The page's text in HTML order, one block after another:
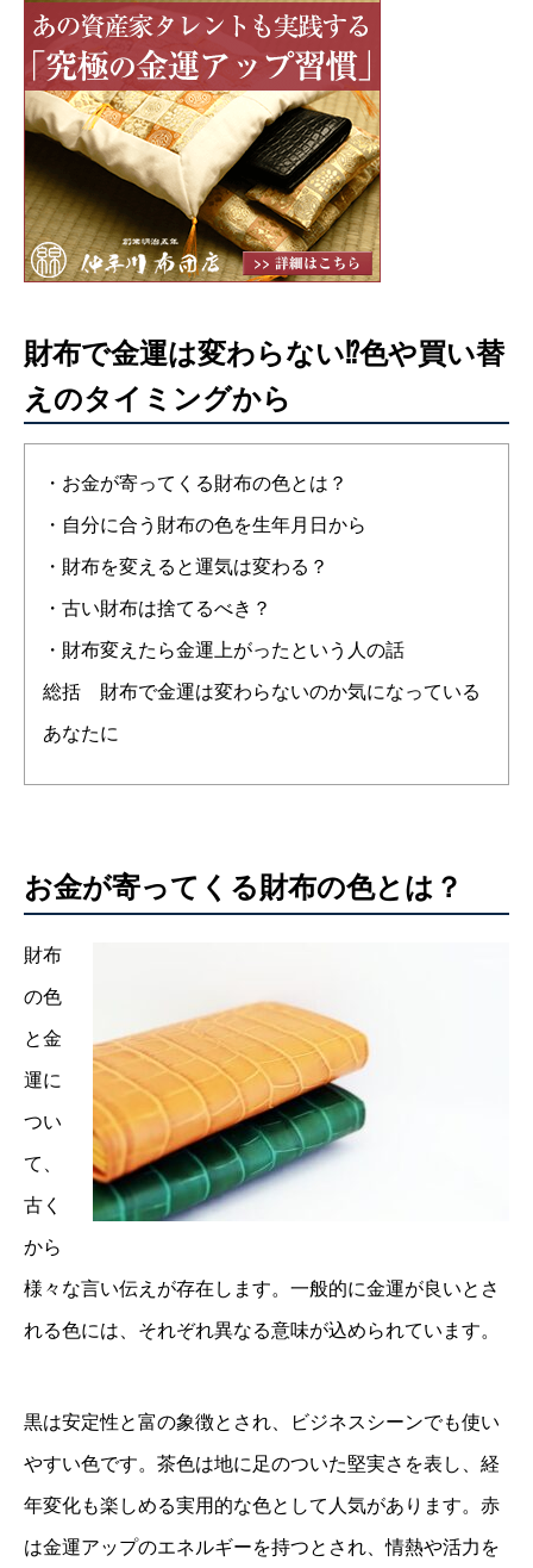
財布で金運は変わらない⁉︎色や買い替
えのタイミングから
・お金が寄ってくる財布の色とは？
・自分に合う財布の色を生年月日から
・財布を変えると運気は変わる？
・古い財布は捨てるべき？
・財布変えたら金運上がったという人の話
総括 財布で金運は変わらないのか気になっている
あなたに
お金が寄ってくる財布の色とは？
財布
の色
と金
運に
つい
て、
古く
から
様々な言い伝えが存在します。一般的に金運が良いとさ
れる色には、それぞれ異なる意味が込められています。
黒は安定性と富の象徴とされ、ビジネスシーンでも使い
やすい色です。茶色は地に足のついた堅実さを表し、経
年変化も楽しめる実用的な色として人気があります。赤
は金運アップのエネルギーを持つとされ、情熱や活力を